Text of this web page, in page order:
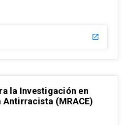
launch
la Investigación en
Antirracista (MRACE)